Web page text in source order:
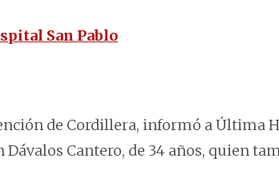
San Pablo
de Cordillera, informó a Última
Cantero, de 34 años, quien